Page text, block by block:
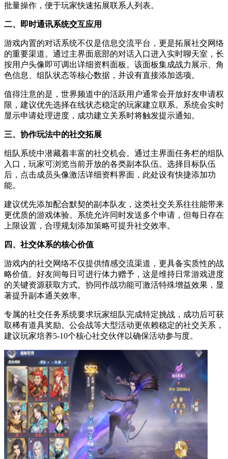
批量操作，便于玩家快速拓展联系人列表。
二、即时通讯系统交互应用
游戏内置的对话系统不仅是信息交流平台，更是拓展社交网络
的重要渠道。通过主界面底部的对话入口进入实时聊天室，长
按用户头像即可调出详细资料面板。该面板集成战力展示、角
色信息、组队状态等核心数据，并设有直接添加选项。
值得注意的是，世界频道中的活跃用户通常会开放好友申请权
限，建议优先选择在线状态稳定的玩家建立联系。系统会实时
显示申请处理进度，成功建立关系时将触发提示通知。
三、协作玩法中的社交拓展
组队系统中潜藏着丰富的社交机会。通过主界面任务栏的组队
入口，玩家可浏览当前开放的各类副本队伍。选择目标队伍
后，点击成员头像激活详细资料界面，此处设有快捷添加功
能。
建议优先添加配合默契的副本队友，这类社交关系往往能带来
更优质的游戏体验。系统允许同时发送多个申请，但每日存在
上限设置，合理规划添加策略可提升社交效率。
四、社交体系的核心价值
游戏内的社交网络不仅提供情感交流渠道，更具备实质性的战
略价值。好友间每日可进行体力赠予，这是维持日常游戏进度
的关键资源获取方式。协同作战功能可激活特殊增益效果，显
著提升副本通关效率。
专属的社交任务系统要求玩家组队完成特定挑战，成功后可获
取稀有道具奖励。公会战等大型活动更依赖稳定的社交关系，
建议玩家培养5-10个核心社交伙伴以确保活动参与度。